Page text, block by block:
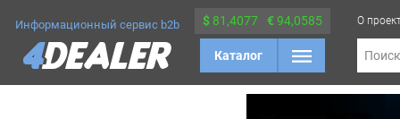
Информационный сервис b2b $ 81,4077 €94,0585
Каталог
О
Поиск